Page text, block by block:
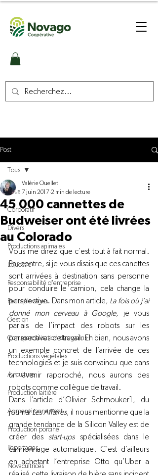
Post
Tous
Corporatif
Divers
Productions animales
Équestre
Responsabilité d'entreprise
Petits élevages
Gestion
Commercialisation des grains
Productions végétales
Aviculture
Production laitière
Agroenvironnement
Production porcine
Reportages
Novacultrices
Tous
45 000 cannettes de
Budweiser ont été livrées
au Colorado
Valérie Ouellet
7 juin 2017 2 min de lecture
Vous me direz que c’est tout à fait normal.
Par contre, si je vous disais que ces canettes
sont arrivées à destination sans personne
pour conduire le camion, cela change la
perspective. Dans mon article, La fois où j’ai
donné mon cerveau à Google, je vous
parlais de l’impact des robots sur les
perspectives de travail. Eh bien, nous avons
un exemple concret de l’arrivée de ces
technologies et je suis convaincu que dans
un avenir rapproché, nous aurons des
robots comme collègue de travail.
Dans l’article d’Olivier Schmouker , du
journal Les Affaires, il nous mentionne que la
grande tendance de la Silicon Valley est de
créer des start-ups spécialisées dans le
camionnage automatique. C’est d’ailleurs
en achetant l’entreprise Otto qu’Uber a